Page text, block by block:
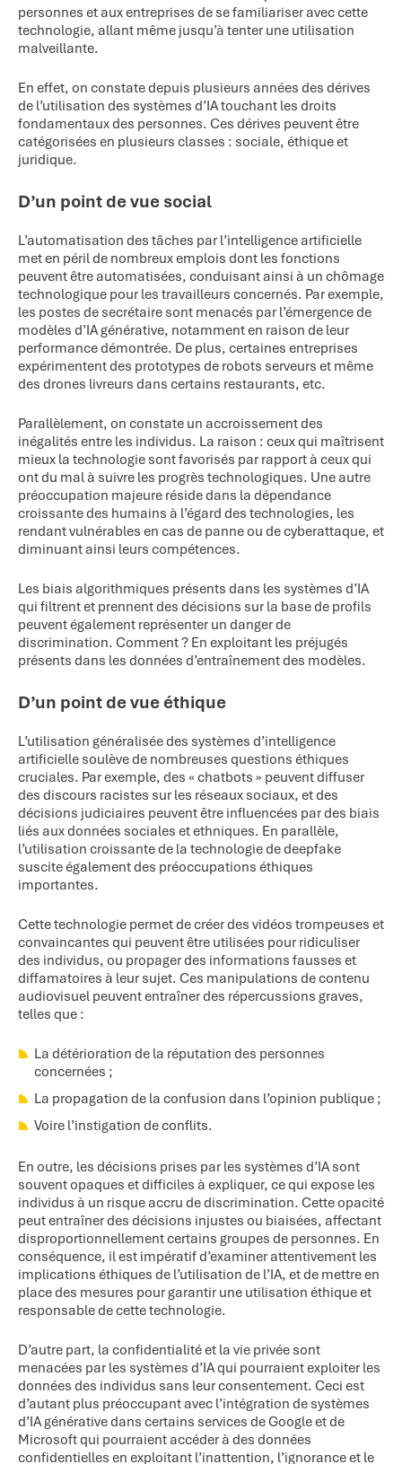
personnes et aux entreprises de se familiariser avec cette
technologie, allant même jusqu’à tenter une utilisation
malveillante.
En effet, on constate depuis plusieurs années des dérives
de l’utilisation des systèmes d’IA touchant les droits
fondamentaux des personnes. Ces dérives peuvent être
catégorisées en plusieurs classes : sociale, éthique et
juridique.
D’un point de vue social
L’automatisation des tâches par l’intelligence artificielle
met en péril de nombreux emplois dont les fonctions
peuvent être automatisées, conduisant ainsi à un chômage
technologique pour les travailleurs concernés. Par exemple,
les postes de secrétaire sont menacés par l’émergence de
modèles d’IA générative, notamment en raison de leur
performance démontrée. De plus, certaines entreprises
expérimentent des prototypes de robots serveurs et même
des drones livreurs dans certains restaurants, etc.
Parallèlement, on constate un accroissement des
inégalités entre les individus. La raison : ceux qui maîtrisent
mieux la technologie sont favorisés par rapport à ceux qui
ont du mal à suivre les progrès technologiques. Une autre
préoccupation majeure réside dans la dépendance
croissante des humains à l’égard des technologies, les
rendant vulnérables en cas de panne ou de cyberattaque, et
diminuant ainsi leurs compétences.
Les biais algorithmiques présents dans les systèmes d’IA
qui filtrent et prennent des décisions sur la base de profils
peuvent également représenter un danger de
discrimination. Comment ? En exploitant les préjugés
présents dans les données d’entraînement des modèles.
D’un point de vue éthique
L’utilisation généralisée des systèmes d’intelligence
artificielle soulève de nombreuses questions éthiques
cruciales. Par exemple, des « chatbots » peuvent diffuser
des discours racistes sur les réseaux sociaux, et des
décisions judiciaires peuvent être influencées par des biais
liés aux données sociales et ethniques. En parallèle,
l’utilisation croissante de la technologie de deepfake
suscite également des préoccupations éthiques
importantes.
Cette technologie permet de créer des vidéos trompeuses et
convaincantes qui peuvent être utilisées pour ridiculiser
des individus, ou propager des informations fausses et
diffamatoires à leur sujet. Ces manipulations de contenu
audiovisuel peuvent entraîner des répercussions graves,
telles que :
La détérioration de la réputation des personnes
concernées ;
La propagation de la confusion dans l’opinion publique ;
Voire l’instigation de conflits.
En outre, les décisions prises par les systèmes d’IA sont
souvent opaques et difficiles à expliquer, ce qui expose les
individus à un risque accru de discrimination. Cette opacité
peut entraîner des décisions injustes ou biaisées, affectant
disproportionnellement certains groupes de personnes. En
conséquence, il est impératif d’examiner attentivement les
implications éthiques de l’utilisation de l’IA, et de mettre en
place des mesures pour garantir une utilisation éthique et
responsable de cette technologie.
D’autre part, la confidentialité et la vie privée sont
menacées par les systèmes d’IA qui pourraient exploiter les
données des individus sans leur consentement. Ceci est
d’autant plus préoccupant avec l’intégration de systèmes
d’IA générative dans certains services de Google et de
Microsoft qui pourraient accéder à des données
confidentielles en exploitant l’inattention, l’ignorance et le